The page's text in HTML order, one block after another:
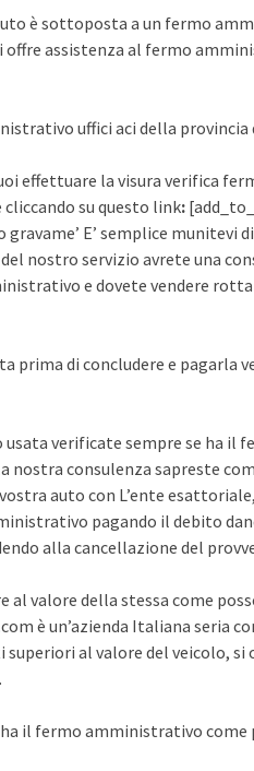
è sottoposta a un fermo
assistenza al fermo
uffici aci della provincia
effettuare la visura verifica
su questo link:
E’ semplice munitevi
nostro servizio avrete una
e dovete vendere
prima di concludere e
usata verificate sempre se ha
nostra consulenza sapreste
auto con L’ente
pagando il debito
alla cancellazione del
al valore della stessa come
è un’azienda Italiana seria
al valore del veicolo,
il fermo amministrativo come